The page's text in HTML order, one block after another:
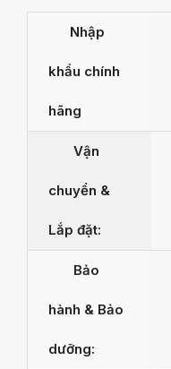
Nhập
khẩu chính
hãng
Vận
chuyển &
Lắp đặt:
Bảo
hành & Bảo
dưỡng: